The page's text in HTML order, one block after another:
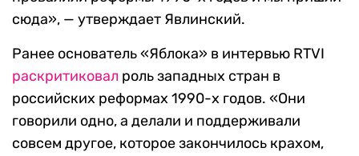
сюда», — утверждает Явлинский.
Ранее основатель «Яблока» в интервью RTVI
раскритиковал роль западных стран в
российских реформах 1990-х годов. «Они
говорили одно, а делали и поддерживали
совсем другое, которое закончилось крахом,